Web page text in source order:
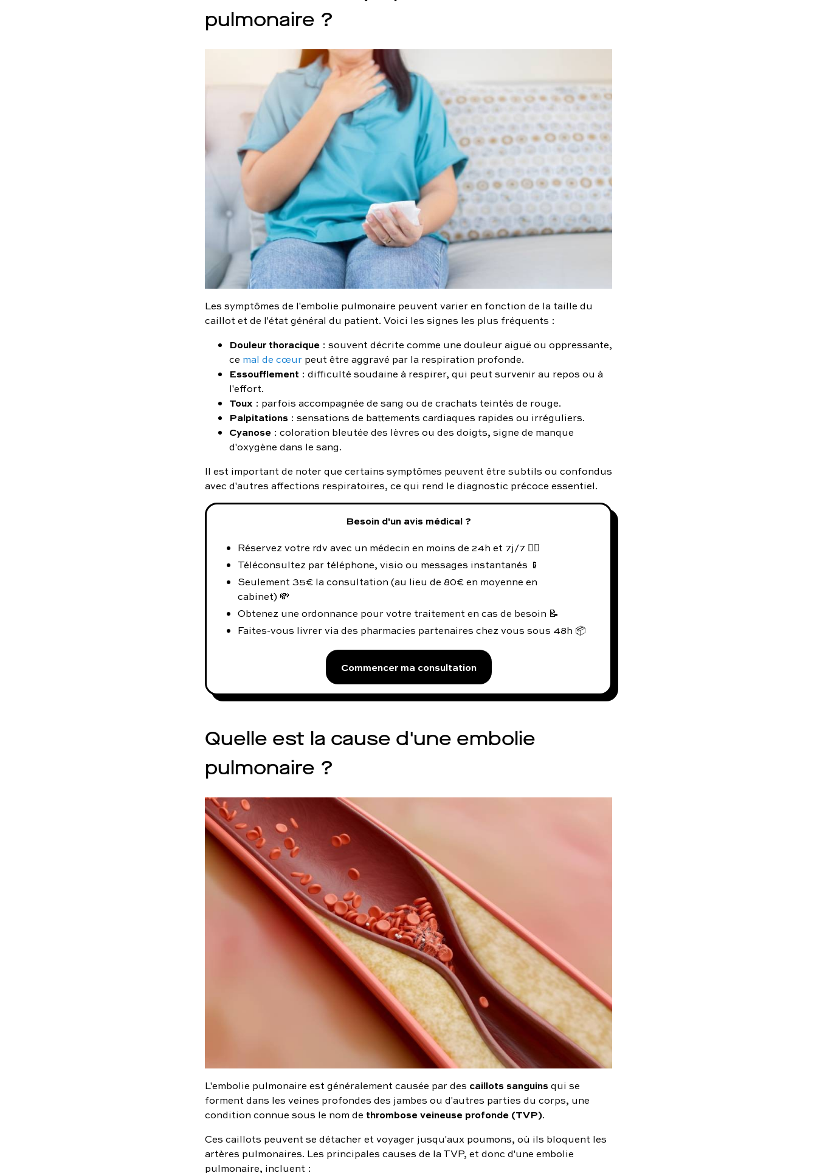
pulmonaire ?
Les symptômes de l'embolie pulmonaire peuvent varier en fonction de la taille du
caillot et de l'état général du patient. Voici les signes les plus fréquents :
Douleur thoracique : souvent décrite comme une douleur aiguë ou oppressante,
ce mal de cœur peut être aggravé par la respiration profonde.
Essoufflement : difficulté soudaine à respirer, qui peut survenir au repos ou à
l'effort.
Toux : parfois accompagnée de sang ou de crachats teintés de rouge.
Palpitations : sensations de battements cardiaques rapides ou irréguliers.
Cyanose : coloration bleutée des lèvres ou des doigts, signe de manque
d'oxygène dans le sang.
Il est important de noter que certains symptômes peuvent être subtils ou confondus
avec d'autres affections respiratoires, ce qui rend le diagnostic précoce essentiel.
Besoin d'un avis médical ?
Réservez votre rdv avec un médecin en moins de 24h et 7j/7 👨‍⚕️
Téléconsultez par téléphone, visio ou messages instantanés 📱
Seulement 35€ la consultation (au lieu de 80€ en moyenne en
cabinet) 💸
Obtenez une ordonnance pour votre traitement en cas de besoin 📝
Faites-vous livrer via des pharmacies partenaires chez vous sous 48h 📦
Commencer ma consultation
Quelle est la cause d'une embolie
pulmonaire ?
L'embolie pulmonaire est généralement causée par des caillots sanguinsqui se
forment dans les veines profondes des jambes ou d'autres parties du corps, une
condition connue sous le nom de thrombose veineuse profonde (TVP).
Ces caillots peuvent se détacher et voyager jusqu'aux poumons, où ils bloquent les
artères pulmonaires. Les principales causes de la TVP, et donc d'une embolie
pulmonaire, incluent :